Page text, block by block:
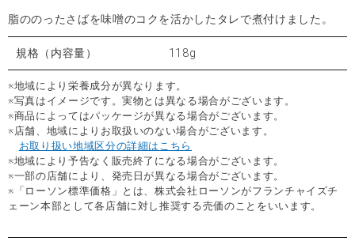
脂ののったさばを味噌のコクを活かしたタレで煮付けました。
規格（内容量） 118g
※地域により栄養成分が異なります。
※写真はイメージです。実物とは異なる場合がございます。
※商品によってはパッケージが異なる場合がございます。
※店舗、地域によりお取扱いのない場合がございます。
お取り扱い地域区分の詳細はこちら
※地域により予告なく販売終了になる場合がございます。
※一部の店舗により、発売日が異なる場合がございます。
※「ローソン標準価格」とは、株式会社ローソンがフランチャイズチ
ェーン本部として各店舗に対し推奨する売価のことをいいます。